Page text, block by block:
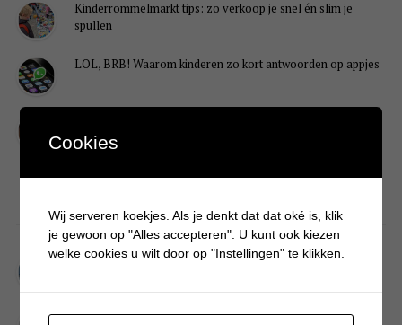
Kinderrommelmarkt tips: zo verkoop je snel én slim je
spullen
LOL, BRB! Waarom kinderen zo kort antwoorden op appjes
Simpele DIY: Maak een geurroos van watten
Kerstengel maken van een houten wasknijper
Cookies
Wij serveren koekjes. Als je denkt dat dat oké is, klik
je gewoon op "Alles accepteren". U kunt ook kiezen
welke cookies u wilt door op "Instellingen" te klikken.